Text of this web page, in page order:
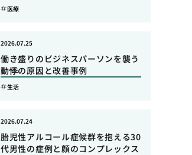
医療
働き盛りのビジネスパーソンを襲う
動悸の原因と改善事例
2026.07.25
生活
胎児性アルコール症候群を抱える30
代男性の症例と顔のコンプレックス
2026.07.24